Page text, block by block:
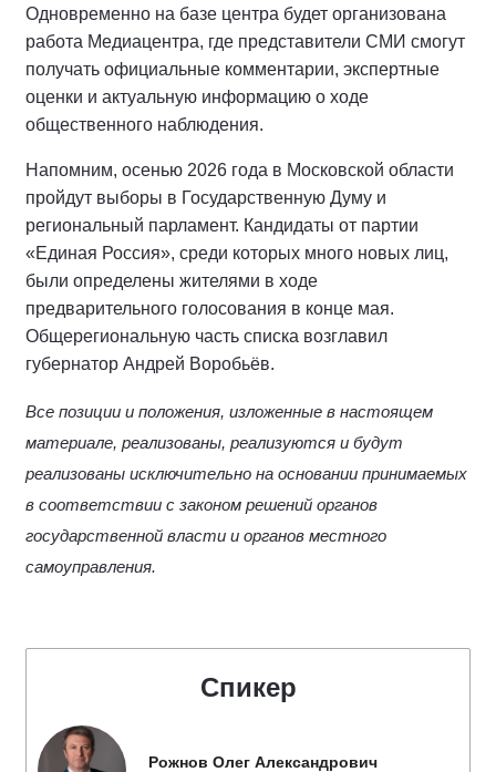
Одновременно на базе центра будет организована
работа Медиацентра, где представители СМИ смогут
получать официальные комментарии, экспертные
оценки и актуальную информацию о ходе
общественного наблюдения.
Напомним, осенью 2026 года в Московской области
пройдут выборы в Государственную Думу и
региональный парламент. Кандидаты от партии
«Единая Россия», среди которых много новых лиц,
были определены жителями в ходе
предварительного голосования в конце мая.
Общерегиональную часть списка возглавил
губернатор Андрей Воробьёв.
Все позиции и положения, изложенные в настоящем
материале, реализованы, реализуются и будут
реализованы исключительно на основании принимаемых
в соответствии с законом решений органов
государственной власти и органов местного
самоуправления.
Спикер
Рожнов Олег Александрович